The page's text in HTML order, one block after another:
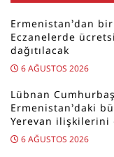
Ermenistan’dan bir
Eczanelerde
dağıtılacak
6 AĞUSTOS 2026
Lübnan
Ermenistan’daki
Yerevan ilişkilerini
6 AĞUSTOS 2026